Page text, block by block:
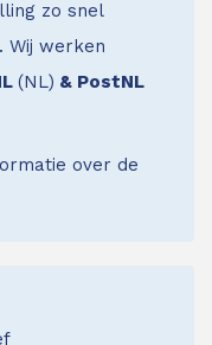
zo snel
Wij werken
(NL) & PostNL
over de